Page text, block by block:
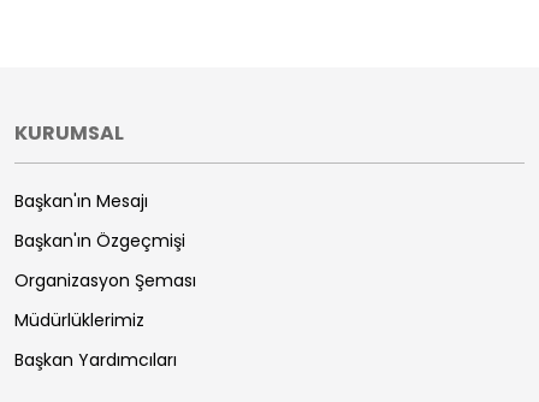
KURUMSAL
Başkan'ın Mesajı
Başkan'ın Özgeçmişi
Organizasyon Şeması
Müdürlüklerimiz
Başkan Yardımcıları